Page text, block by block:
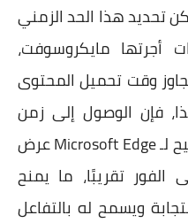
تحديد هذا الحد الزمني
أجرتها مايكروسوفت،
وقت تحميل المحتوى
لذا، فإن الوصول إلى زمن
تحميل يقل عن هذه العتبة يتيح لـ Microsoft Edge عرض
الفور تقريبًا، ما يمنح
ويسمح له بالتفاعل